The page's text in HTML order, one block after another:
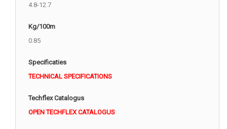
4.8-12.7
Kg/100m
0.85
Specificaties
TECHNICAL SPECIFICATIONS
Techflex Catalogus
OPEN TECHFLEX CATALOGUS